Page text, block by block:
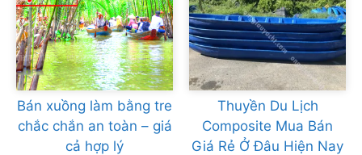
Bán xuồng làm bằng tre
chắc chắn an toàn – giá
cả hợp lý
Thuyền Du Lịch
Composite Mua Bán
Giá Rẻ Ở Đâu Hiện Nay